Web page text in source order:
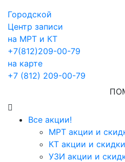
Городской
Центр записи
на МРТ и КТ
+7(812)209-00-79
на карте
+7 (812) 209-00-79
Все акции!
МРТ акции и
КТ акции и скидки
УЗИ акции и